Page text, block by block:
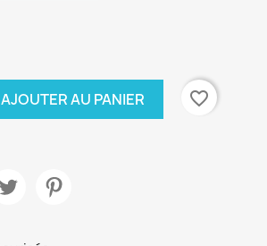
AJOUTER AU PANIER
favorite_border